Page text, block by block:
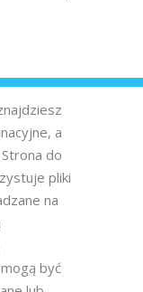
a
do
pliki
na
być